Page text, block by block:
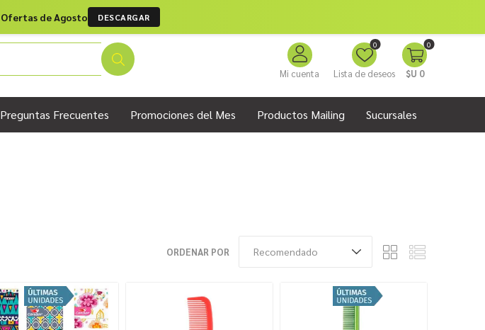
Ofertas de Agosto DESCARGAR
Mi cuenta Lista de deseos
0 0
$U 0
Preguntas Frecuentes Promociones del Mes Productos Mailing Sucursales
ORDENAR POR